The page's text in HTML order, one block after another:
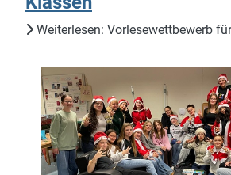
Weiterlesen: Vorlesewettbewerb